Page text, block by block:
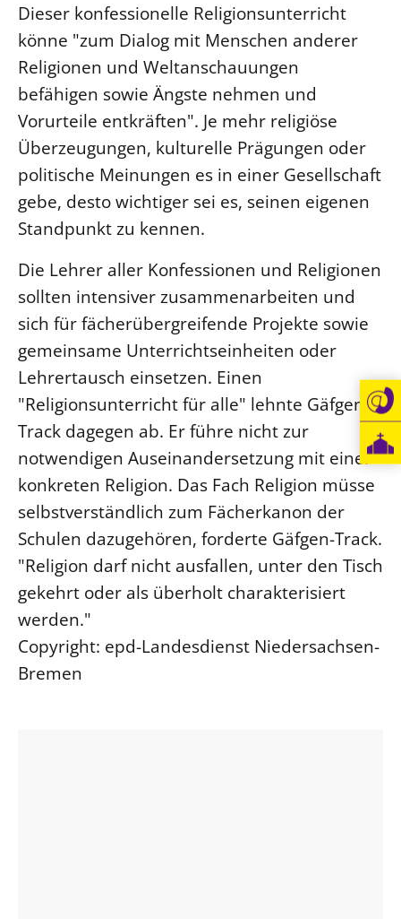
Dieser konfessionelle Religionsunterricht
könne "zum Dialog mit Menschen anderer
Religionen und Weltanschauungen
befähigen sowie Ängste nehmen und
Vorurteile entkräften". Je mehr religiöse
Überzeugungen, kulturelle Prägungen oder
politische Meinungen es in einer Gesellschaft
gebe, desto wichtiger sei es, seinen eigenen
Standpunkt zu kennen.
Die Lehrer aller Konfessionen und Religionen
sollten intensiver zusammenarbeiten und
sich für fächerübergreifende Projekte sowie
gemeinsame Unterrichtseinheiten oder
Lehrertausch einsetzen. Einen
"Religionsunterricht für alle" lehnte Gäfgen-
Track dagegen ab. Er führe nicht zur
notwendigen Auseinandersetzung mit einer
konkreten Religion. Das Fach Religion müsse
selbstverständlich zum Fächerkanon der
Schulen dazugehören, forderte Gäfgen-Track.
"Religion darf nicht ausfallen, unter den Tisch
gekehrt oder als überholt charakterisiert
werden."
Copyright: epd-Landesdienst Niedersachsen-
Bremen
Älterwerden im Pfarrberuf
Beteiligungsverfahren
Beschwerdestellen
Ephoralbüro
Finanzplanung
Fundraising
Corporate Design
Interventionsplan
Jahresgespräche
Kantine Speiseplan
Kirchliches Amtsblatt
Kirchliche Verwaltung
Klimaschutzgesetz
Kunstreferat
Öffentlichkeitsarbeit
Personalausschuss
Projektmanagement
Recht
Terminstundenplaner